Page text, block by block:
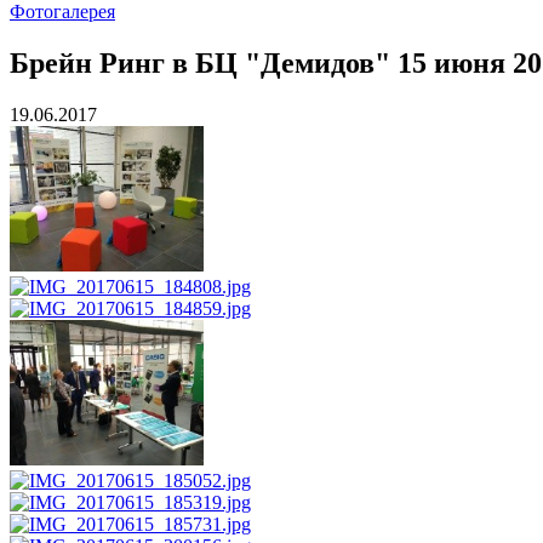
Фотогалерея
Брейн Ринг в БЦ "Демидов" 15 июня
19.06.2017